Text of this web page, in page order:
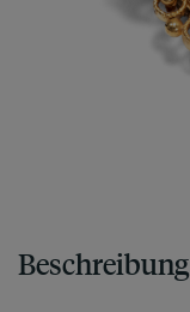
Beschreibung